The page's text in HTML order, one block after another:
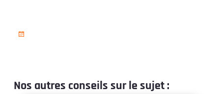
Nos autres conseils sur le sujet :